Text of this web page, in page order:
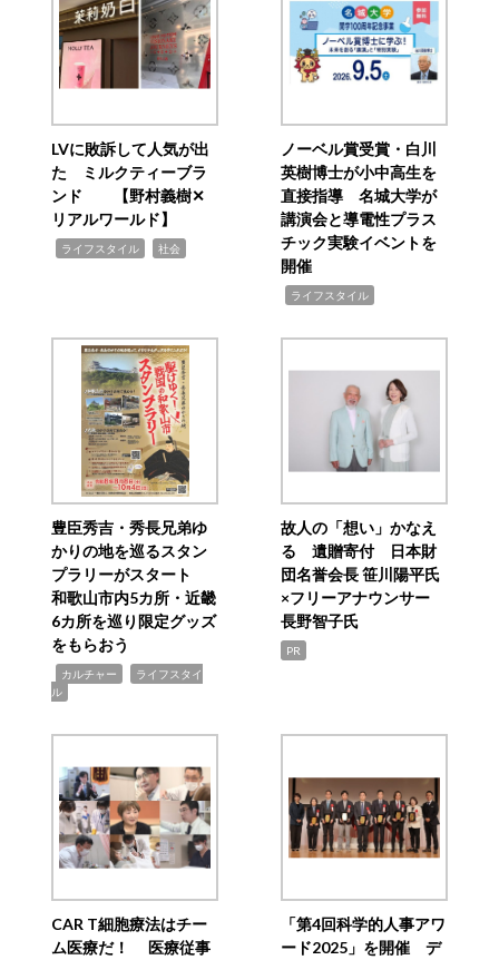
LVに敗訴して人気が出
た ミルクティーブラ
ンド 【野村義樹✕
リアルワールド】
ライフスタイル 社会
ノーベル賞受賞・白川
英樹博士が小中高生を
直接指導 名城大学が
講演会と導電性プラス
チック実験イベントを
開催
ライフスタイル
豊臣秀吉・秀長兄弟ゆ
かりの地を巡るスタン
プラリーがスタート
和歌山市内5カ所・近畿
6カ所を巡り限定グッズ
をもらおう
カルチャー
ライフスタイ
ル
故人の「想い」かなえ
る 遺贈寄付 日本財
団名誉会長 笹川陽平氏
×フリーアナウンサー
長野智子氏
PR
CAR T細胞療法はチー
ム医療だ！ 医療従事
「第4回科学的人事アワ
ード2025」を開催 デ